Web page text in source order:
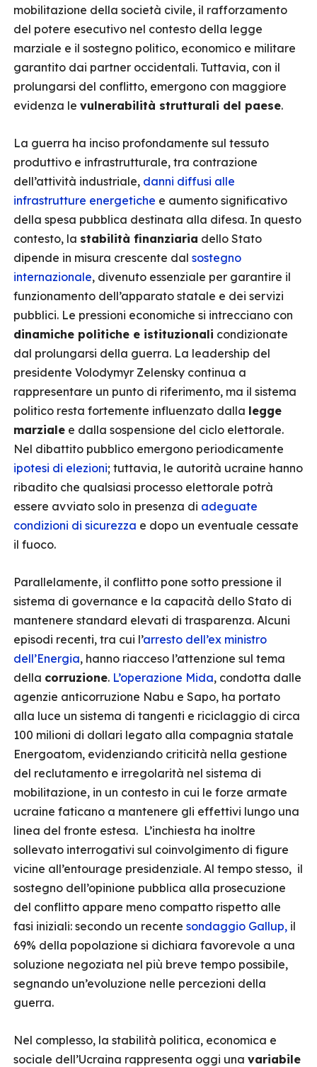
mobilitazione della società civile, il rafforzamento
del potere esecutivo nel contesto della legge
marziale e il sostegno politico, economico e militare
garantito dai partner occidentali. Tuttavia, con il
prolungarsi del conflitto, emergono con maggiore
evidenza le vulnerabilità strutturali del paese.
La guerra ha inciso profondamente sul tessuto
produttivo e infrastrutturale, tra contrazione
dell’attività industriale, danni diffusi alle
infrastrutture energetiche e aumento significativo
della spesa pubblica destinata alla difesa. In questo
contesto, la stabilità finanziaria dello Stato
dipende in misura crescente dal sostegno
internazionale, divenuto essenziale per garantire il
funzionamento dell’apparato statale e dei servizi
pubblici. Le pressioni economiche si intrecciano con
dinamiche politiche e istituzionali condizionate
dal prolungarsi della guerra. La leadership del
presidente Volodymyr Zelensky continua a
rappresentare un punto di riferimento, ma il sistema
politico resta fortemente influenzato dalla legge
marziale e dalla sospensione del ciclo elettorale.
Nel dibattito pubblico emergono periodicamente
ipotesi di elezioni; tuttavia, le autorità ucraine hanno
ribadito che qualsiasi processo elettorale potrà
essere avviato solo in presenza di adeguate
condizioni di sicurezza e dopo un eventuale cessate
il fuoco.
Parallelamente, il conflitto pone sotto pressione il
sistema di governance e la capacità dello Stato di
mantenere standard elevati di trasparenza. Alcuni
episodi recenti, tra cui l’arresto dell’ex ministro
dell’Energia, hanno riacceso l’attenzione sul tema
della corruzione. L’operazione Mida, condotta dalle
agenzie anticorruzione Nabu e Sapo, ha portato
alla luce un sistema di tangenti e riciclaggio di circa
100 milioni di dollari legato alla compagnia statale
Energoatom, evidenziando criticità nella gestione
del reclutamento e irregolarità nel sistema di
mobilitazione, in un contesto in cui le forze armate
ucraine faticano a mantenere gli effettivi lungo una
linea del fronte estesa. L’inchiesta ha inoltre
sollevato interrogativi sul coinvolgimento di figure
vicine all’entourage presidenziale. Al tempo stesso, il
sostegno dell’opinione pubblica alla prosecuzione
del conflitto appare meno compatto rispetto alle
fasi iniziali: secondo un recente sondaggio Gallup, il
69% della popolazione si dichiara favorevole a una
soluzione negoziata nel più breve tempo possibile,
segnando un’evoluzione nelle percezioni della
guerra.
Nel complesso, la stabilità politica, economica e
sociale dell’Ucraina rappresenta oggi una variabile